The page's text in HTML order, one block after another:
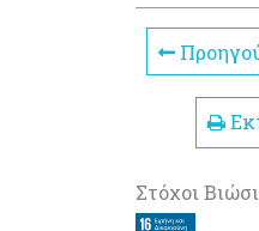
Στόχοι